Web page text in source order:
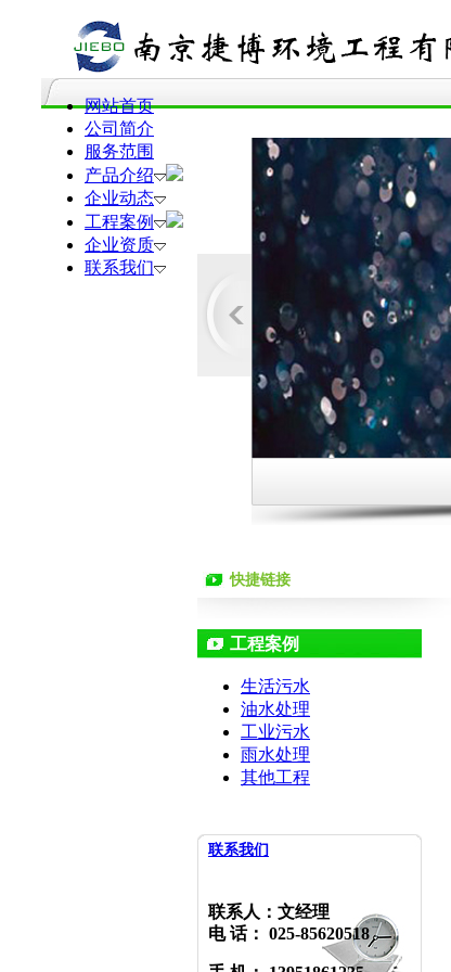
网站首页
公司简介
服务范围
产品介绍
企业动态
工程案例
企业资质
联系我们
快捷链接
工程案例
生活污水
油水处理
工业污水
雨水处理
其他工程
联系我们
联系人：文经理
电 话： 025-85620518